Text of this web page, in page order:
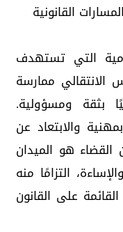
القانونية
التي تستهدف
الانتقالي ممارسة
بثقة ومسؤولية.
والابتعاد عن
القضاء هو الميدان
التزامًا منه
على القانون